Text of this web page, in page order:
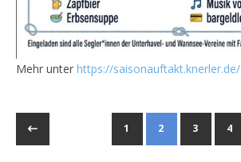
Mehr unter https://saisonauftakt.knerler.de/
1 2 3 4